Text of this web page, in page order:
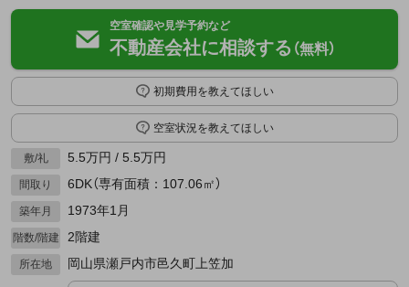
空室確認や見学予約など
不動産会社に相談する （無料）
初期費用を教えてほしい
空室状況を教えてほしい
敷/礼 5.5万円 / 5.5万円
間取り 6DK（専有面積：107.06㎡）
築年月 1973年1月
階数/階建 2階建
所在地 岡山県瀬戸内市邑久町上笠加